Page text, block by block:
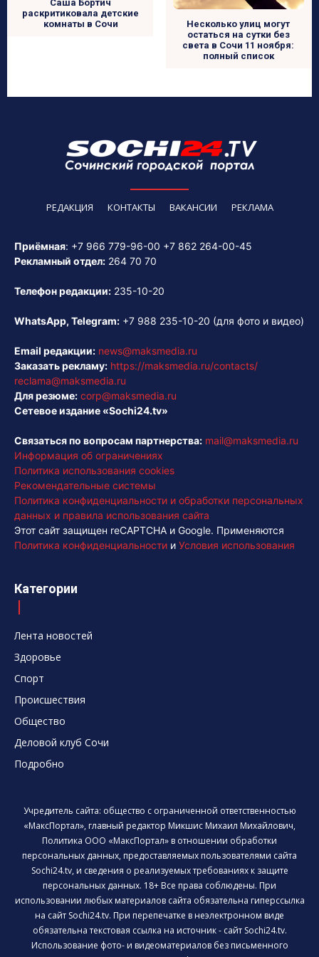
Саша Бортич
раскритиковала детские
комнаты в Сочи
Несколько улиц могут
остаться на сутки без
света в Сочи 11 ноября:
полный список
РЕДАКЦИЯ КОНТАКТЫ ВАКАНСИИ РЕКЛАМА
Приёмная: +7 966 779-96-00 +7 862 264-00-45
Рекламный отдел: 264 70 70
Телефон редакции: 235-10-20
WhatsApp, Telegram: +7 988 235-10-20 (для фото и видео)
Email редакции: news@maksmedia.ru
Заказать рекламу: https://maksmedia.ru/contacts/
reclama@maksmedia.ru
Для резюме: corp@maksmedia.ru
Сетевое издание «Sochi24.tv»
Связаться по вопросам партнерства: mail@maksmedia.ru
Информация об ограничениях
Политика использования cookies
Рекомендательные системы
Политика конфиденциальности и обработки персональных
данных и правила использования сайта
Этот сайт защищен reCAPTCHA и Google. Применяются
Политика конфиденциальности и Условия использования
Категории
Лента новостей
Здоровье
Спорт
Происшествия
Общество
Деловой клуб Сочи
Подробно
Учредитель сайта: общество с ограниченной ответственностью
«МаксПортал», главный редактор Микшис Михаил Михайлович,
Политика ООО «МаксПортал» в отношении обработки
персональных данных, предоставляемых пользователями сайта
Sochi24.tv, и сведения о реализуемых требованиях к защите
персональных данных. 18+ Все права соблюдены. При
использовании любых материалов сайта обязательна гиперссылка
на сайт Sochi24.tv. При перепечатке в неэлектронном виде
обязательна текстовая ссылка на источник - сайт Sochi24.tv.
Использование фото- и видеоматериалов без письменного